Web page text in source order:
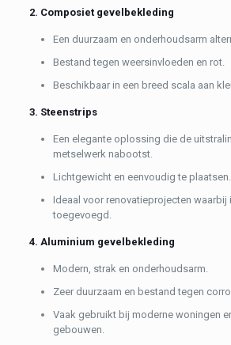
2. Composiet gevelbekleding
Een duurzaam en onderhoudsarm
Bestand tegen weersinvloeden en rot.
Beschikbaar in een breed scala aan
3. Steenstrips
Een elegante oplossing die de
metselwerk nabootst.
Lichtgewicht en eenvoudig te plaatsen.
Ideaal voor renovatieprojecten
toegevoegd.
4. Aluminium gevelbekleding
Modern, strak en onderhoudsarm.
Zeer duurzaam en bestand tegen
Vaak gebruikt bij moderne woningen
gebouwen.